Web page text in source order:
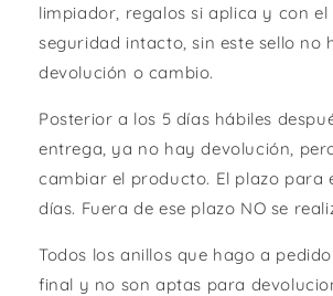
limpiador, regalos si aplica y con el
seguridad intacto, sin este sello no
devolución o cambio.
Posterior a los 5 días hábiles
entrega, ya no hay devolución,
cambiar el producto. El plazo para
días. Fuera de ese plazo NO se
Todos los anillos que hago a
final y no son aptas para